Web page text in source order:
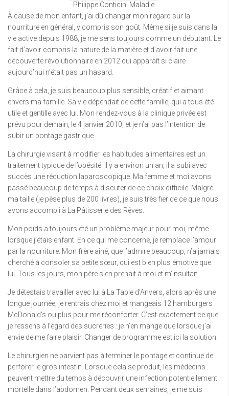
Philippe Conticini Maladie
À cause de mon enfant, j’ai dû changer mon regard sur la
nourriture en général, y compris son goût. Même si je suis dans la
vie active depuis 1988, je me sens toujours comme un débutant. Le
fait d’avoir compris la nature de la matière et d’avoir fait une
découverte révolutionnaire en 2012 qui apparaît si claire
aujourd’hui n’était pas un hasard.
Grâce à cela, je suis beaucoup plus sensible, créatif et aimant
envers ma famille. Sa vie dépendait de cette famille, qui a tous été
utile et gentille avec lui. Mon rendez-vous à la clinique privée est
prévu pour demain, le 4 janvier 2010, et je n’ai pas l’intention de
subir un pontage gastrique.
La chirurgie visant à modifier les habitudes alimentaires est un
traitement typique de l’obésité. Il y a environ un an, il a subi avec
succès une réduction laparoscopique. Ma femme et moi avons
passé beaucoup de temps à discuter de ce choix difficile. Malgré
ma taille (je pèse plus de 200 livres), je suis très fier de ce que nous
avons accompli à La Pâtisserie des Rêves.
Mon poids a toujours été un problème majeur pour moi, même
lorsque j’étais enfant. En ce qui me concerne, je remplace l’amour
par la nourriture. Mon frère aîné, que j’admire beaucoup, n’a jamais
cherché à consoler sa petite sœur, qui est bien plus émotive que
lui. Tous les jours, mon père s’en prenait à moi et m’insultait.
Je détestais travailler avec lui à La Table d’Anvers, alors après une
longue journée, je rentrais chez moi et mangeais 12 hamburgers
McDonald’s ou plus pour me réconforter. C’est exactement ce que
je ressens à l’égard des sucreries : je n’en mange que lorsque j’ai
envie de me faire plaisir. Changer de programme est ici la solution.
Le chirurgien ne parvient pas à terminer le pontage et continue de
perforer le gros intestin. Lorsque cela se produit, les médecins
peuvent mettre du temps à découvrir une infection potentiellement
mortelle dans l’abdomen. Pendant deux semaines, je me suis